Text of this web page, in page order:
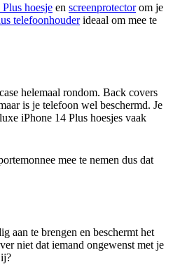
hoesje en screenprotectorom je
telefoonhouderideaal om mee te
helemaal rondom. Back covers
is je telefoon wel beschermd. Je
iPhone 14 Plus hoesjes vaak
mee te nemen dus dat
aan te brengen en beschermt het
niet dat iemand ongewenst met je